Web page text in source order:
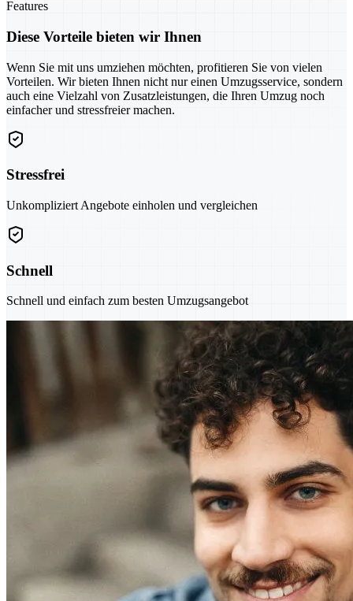
Features
Diese Vorteile bieten wir Ihnen
Wenn Sie mit uns umziehen möchten, profitieren Sie von vielen
Vorteilen. Wir bieten Ihnen nicht nur einen Umzugsservice, sondern
auch eine Vielzahl von Zusatzleistungen, die Ihren Umzug noch
einfacher und stressfreier machen.
Stressfrei
Unkompliziert Angebote einholen und vergleichen
Schnell
Schnell und einfach zum besten Umzugsangebot